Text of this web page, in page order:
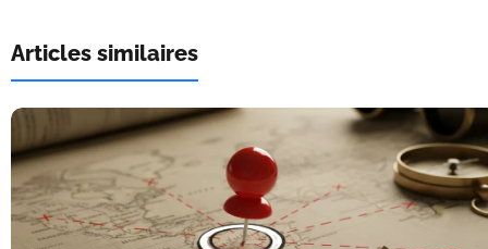
Articles similaires